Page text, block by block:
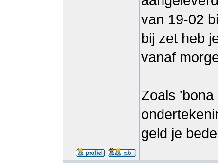
van 19-02
bij zet heb
vanaf
Zoals
geld je